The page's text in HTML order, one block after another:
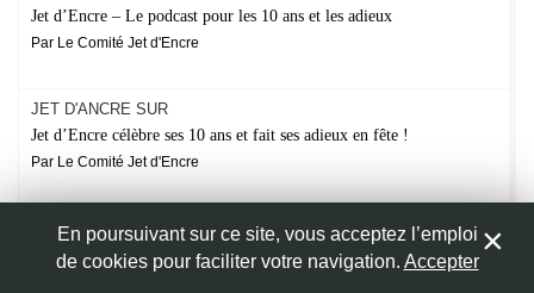
Jet d’Encre – Le podcast pour les 10 ans et les adieux
Par Le Comité Jet d'Encre
JET D'ANCRE SUR
Jet d’Encre célèbre ses 10 ans et fait ses adieux en fête !
Par Le Comité Jet d'Encre
JET D'ANCRE SUR
Jet d’Encre en pause, rendez-vous à l’automne pour ses 10 ans !
En poursuivant sur ce site, vous acceptez l’emploi
de cookies pour faciliter votre navigation. Accepter